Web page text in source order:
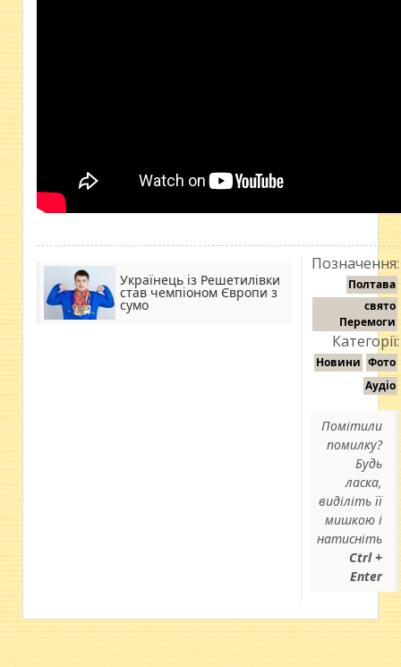
Українець із Решетилівки
став чемпіоном Європи з
сумо
Позначення:
Полтава
свято
Перемоги
Категорії:
Новини Фото
Аудіо
Помітили
помилку?
Будь
ласка,
виділіть її
мишкою і
натисніть
Ctrl +
Enter